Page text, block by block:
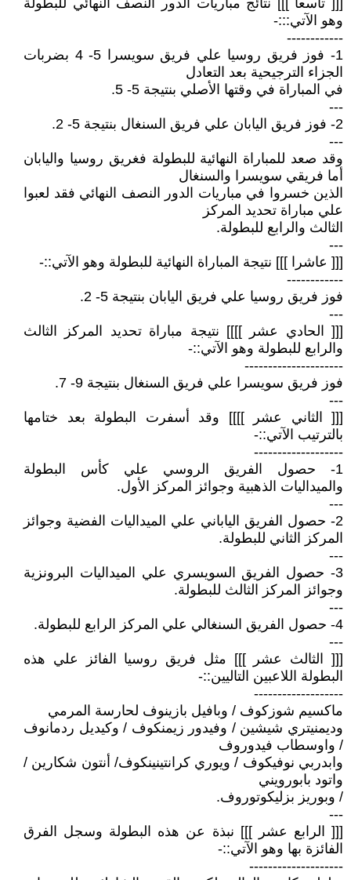
[[[ تاسعا ]]] نتائج مباريات الدور النصف النهائي للبطولة
وهو الآتي:::-
------------
1- فوز فريق روسيا علي فريق سويسرا 5- 4 بضربات
الجزاء الترجيحية بعد التعادل
في المباراة في وقتها الأصلي بنتيجة 5- 5.
---
2- فوز فريق اليابان علي فريق السنغال بنتيجة 5- 2.
---
وقد صعد للمباراة النهائية للبطولة فغريق روسيا واليابان
أما فريقي سويسرا والسنغال
الذين خسروا في مباريات الدور النصف النهائي فقد لعبوا
علي مباراة تحديد المركز
الثالث والرابع للبطولة.
---
[[[ عاشرا ]]] نتيجة المباراة النهائية للبطولة وهو الآتي::-
------------
فوز فريق روسيا علي فريق اليابان بنتيجة 5- 2.
---
[[[ الحادي عشر ]]]] نتيجة مباراة تحديد المركز الثالث
والرابع للبطولة وهو الآتي::-
---------------------
فوز فريق سويسرا علي فريق السنغال بنتيجة 9- 7.
---
[[[ الثاني عشر ]]]] وقد أسفرت البطولة بعد ختامها
بالترتيب الآتي::-
-------------------
1- حصول الفريق الروسي علي كأس البطولة
والميداليات الذهبية وجوائز المركز الأول.
---
2- حصول الفريق الياباني علي الميداليات الفضية وجوائز
المركز الثاني للبطولة.
---
3- حصول الفريق السويسري علي الميداليات البرونزية
وجوائز المركز الثالث للبطولة.
---
4- حصول الفريق السنغالي علي المركز الرابع للبطولة.
---
[[[ الثالث عشر ]]] مثل فريق روسيا الفائز علي هذه
البطولة اللاعبين التاليين::-
-------------------
ماكسيم شوزكوف / وبافيل بازينوف لحارسة المرمي
وديمنيتري شيشين / وفيدور زيمنكوف / وكيديل ردمانوف
/ واوسطاب فيدوروف
وابدربي نوفيكوف / ويوري كرانتينينكوف/ أنتون شكارين /
واتود بابورويني
/ وبوريز بزليكوتوروف.
---
[[[ الرابع عشر ]]] نبذة عن هذه البطولة وسجل الفرق
الفائزة بها وهو الآتي::-
--------------------